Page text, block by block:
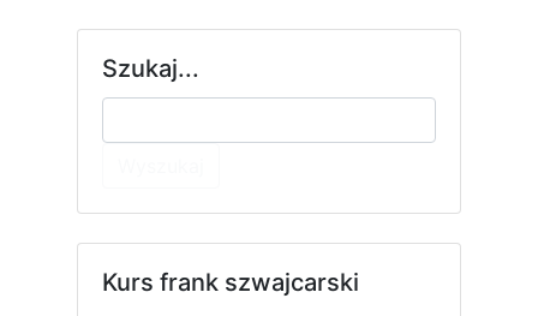
Szukaj...
Kurs frank szwajcarski